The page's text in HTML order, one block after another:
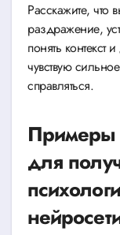
Расскажите, что
раздражение,
понять контекст
чувствую
справляться.
Примеры
для